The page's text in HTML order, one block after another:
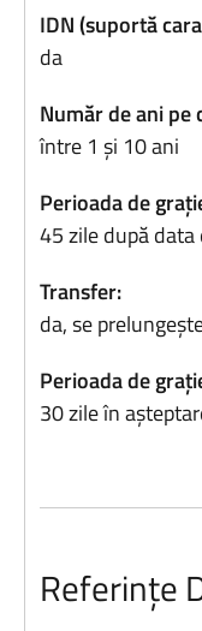
IDN (suportă
da
Număr de ani pe
între 1 și 10 ani
Perioada de
45 zile după data
Transfer:
da, se
Perioada de
30 zile în
Referințe